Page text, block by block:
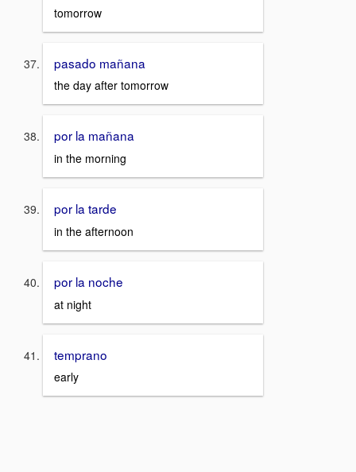
tomorrow
pasado mañana
the day after tomorrow
por la mañana
in the morning
por la tarde
in the afternoon
por la noche
at night
temprano
early